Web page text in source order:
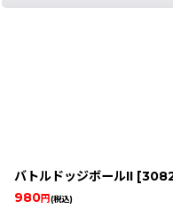
バトルドッジボールII [3082-
980円(税込)